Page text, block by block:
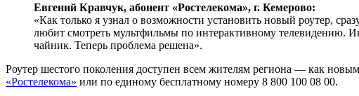
Евгений Кравчук, абонент «Ростелекома», г. Кемерово:
«Как только я узнал о возможности установить новый роутер,
любит смотреть мультфильмы по интерактивному телевидению.
чайник. Теперь проблема решена».
Роутер шестого поколения доступен всем жителям региона — как
«Ростелекома» или по единому бесплатному номеру 8 800 100 08 00.